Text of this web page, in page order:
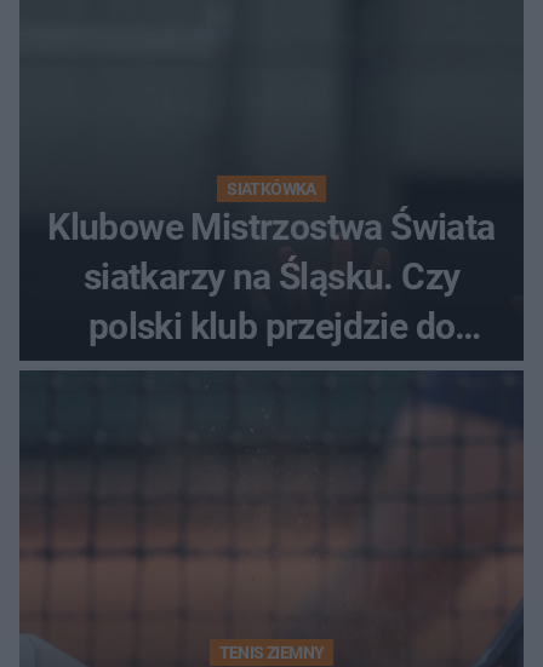
SIATKÓWKA
Klubowe Mistrzostwa Świata
siatkarzy na Śląsku. Czy
polski klub przejdzie do
historii
TENIS ZIEMNY